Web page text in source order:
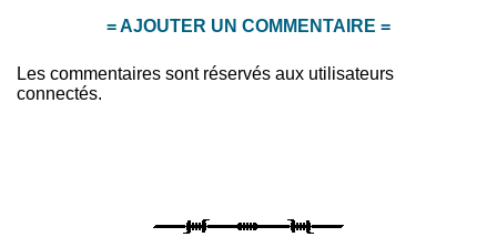
= AJOUTER UN COMMENTAIRE =
Les commentaires sont réservés aux utilisateurs
connectés.